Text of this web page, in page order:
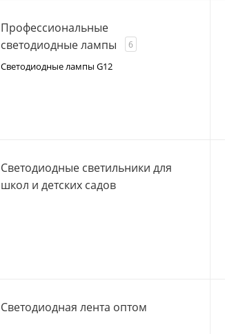
Профессиональные
светодиодные лампы
6
Светодиодные лампы G12
Светодиодные светильники для
школ и детских садов
Светодиодная лента оптом